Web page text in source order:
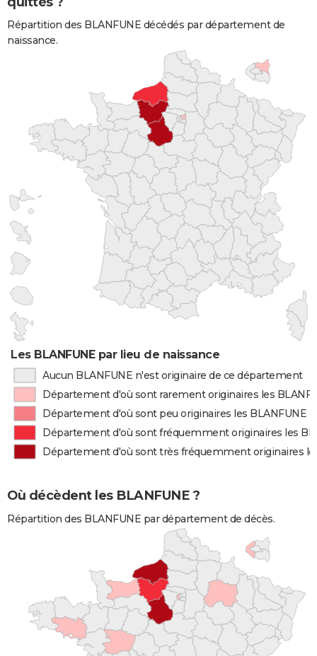
Répartition des BLANFUNE décédés par département de
naissance.
Les BLANFUNE par lieu de naissance
Aucun BLANFUNE n'est originaire de ce département
Département d'où sont rarement originaires les
Département d'où sont peu originaires les BLANFUNE
Département d'où sont fréquemment originaires les
Département d'où sont très fréquemment originaires
Où décèdent les BLANFUNE ?
Répartition des BLANFUNE par département de décès.